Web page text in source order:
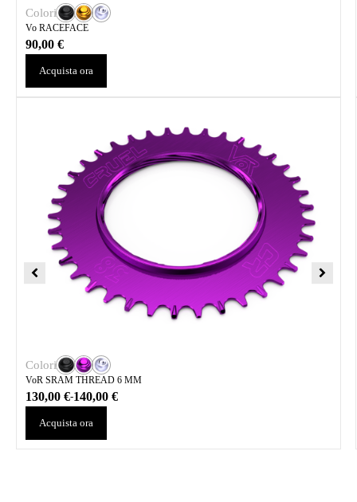
Colori
Vo RACEFACE
90,00€
Acquista ora
Colori
VoR SRAM THREAD 6 MM
130,00€-140,00€
Acquista ora